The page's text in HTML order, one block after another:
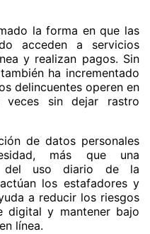
la forma en que las
acceden a servicios
y realizan pagos. Sin
ha incrementado
delincuentes operen en
veces sin dejar rastro
de datos personales
más que una
del uso diario de la
los estafadores y
a reducir los riesgos
digital y mantener bajo
línea.